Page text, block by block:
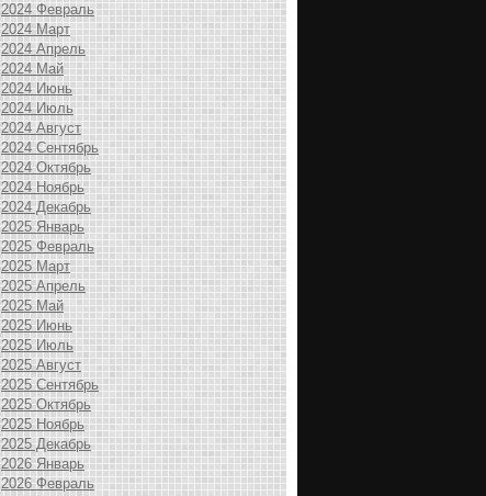
2024 Февраль
2024 Март
2024 Апрель
2024 Май
2024 Июнь
2024 Июль
2024 Август
2024 Сентябрь
2024 Октябрь
2024 Ноябрь
2024 Декабрь
2025 Январь
2025 Февраль
2025 Март
2025 Апрель
2025 Май
2025 Июнь
2025 Июль
2025 Август
2025 Сентябрь
2025 Октябрь
2025 Ноябрь
2025 Декабрь
2026 Январь
2026 Февраль